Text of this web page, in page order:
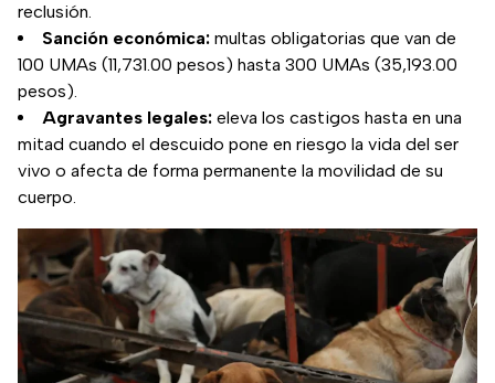
reclusión.
Sanción económica: multas obligatorias que van de
100 UMAs (11,731.00 pesos) hasta 300 UMAs (35,193.00
pesos).
Agravantes legales: eleva los castigos hasta en una
mitad cuando el descuido pone en riesgo la vida del ser
vivo o afecta de forma permanente la movilidad de su
cuerpo.